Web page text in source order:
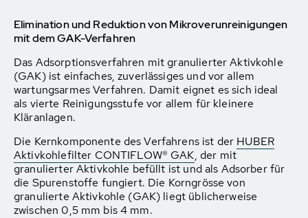
Elimination und Reduktion von Mikroverunreinigungen
mit dem GAK-Verfahren
Das Adsorptionsverfahren mit granulierter Aktivkohle
(GAK) ist einfaches, zuverlässiges und vor allem
wartungsarmes Verfahren. Damit eignet es sich ideal
als vierte Reinigungsstufe vor allem für kleinere
Kläranlagen.
Die Kernkomponente des Verfahrens ist der HUBER
Aktivkohlefilter CONTIFLOW® GAK, der mit
granulierter Aktivkohle befüllt ist und als Adsorber für
die Spurenstoffe fungiert. Die Korngrösse von
granulierte Aktivkohle (GAK) liegt üblicherweise
zwischen 0,5 mm bis 4 mm.